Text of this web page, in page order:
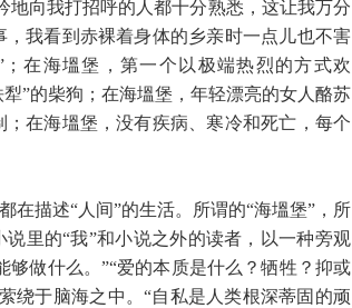
向我打招呼的人都十分熟悉，这让我万分
我看到赤裸着身体的乡亲时一点儿也不害
在海塭堡，第一个以极端热烈的方式欢
”的柴狗；在海塭堡，年轻漂亮的女人酪苏
在海塭堡，没有疾病、寒冷和死亡，每个
在描述“人间”的生活。所谓的“海塭堡”，所
里的“我”和小说之外的读者，以一种旁观
够做什么。”“爱的本质是什么？牺牲？抑或
绕于脑海之中。“自私是人类根深蒂固的顽